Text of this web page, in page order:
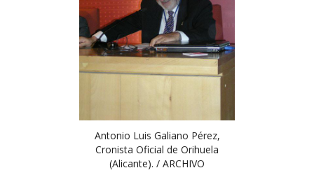
Antonio Luis Galiano Pérez,
Cronista Oficial de Orihuela
(Alicante). / ARCHIVO